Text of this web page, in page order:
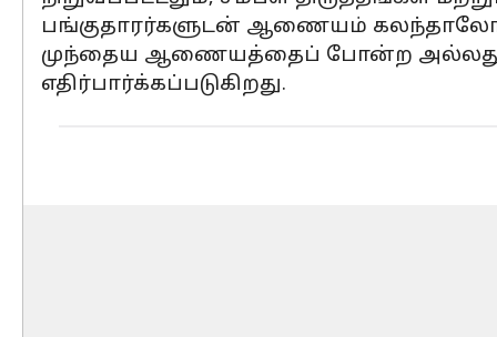
பங்குதாரர்களுடன் ஆணையம்
முந்தைய ஆணையத்தைப் போன்ற அல்லது
எதிர்பார்க்கப்படுகிறது.